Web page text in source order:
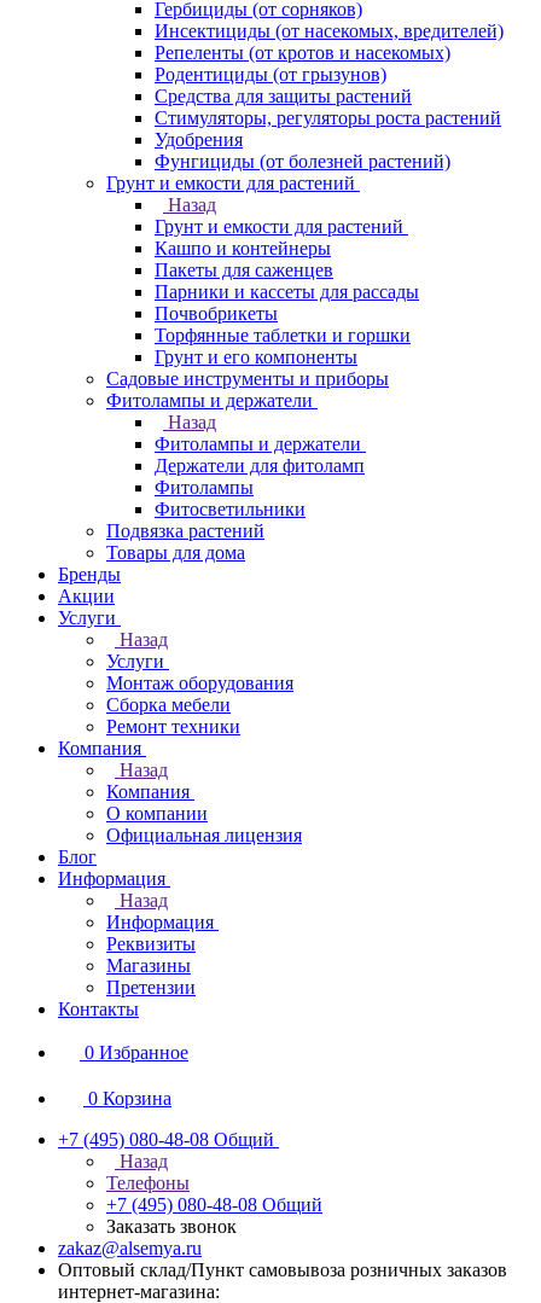
Гербициды (от сорняков)
Инсектициды (от насекомых, вредителей)
Репеленты (от кротов и насекомых)
Родентициды (от грызунов)
Средства для защиты растений
Стимуляторы, регуляторы роста растений
Удобрения
Фунгициды (от болезней растений)
Грунт и емкости для растений
Назад
Грунт и емкости для растений
Кашпо и контейнеры
Пакеты для саженцев
Парники и кассеты для рассады
Почвобрикеты
Торфянные таблетки и горшки
Грунт и его компоненты
Садовые инструменты и приборы
Фитолампы и держатели
Назад
Фитолампы и держатели
Держатели для фитоламп
Фитолампы
Фитосветильники
Подвязка растений
Товары для дома
Бренды
Акции
Услуги
Назад
Услуги
Монтаж оборудования
Сборка мебели
Ремонт техники
Компания
Назад
Компания
О компании
Официальная лицензия
Блог
Информация
Назад
Информация
Реквизиты
Магазины
Претензии
Контакты
0 Избранное
0 Корзина
+7 (495) 080-48-08 Общий
Назад
Телефоны
+7 (495) 080-48-08 Общий
Заказать звонок
zakaz@alsemya.ru
Оптовый склад/Пункт самовывоза розничных заказов
интернет-магазина: